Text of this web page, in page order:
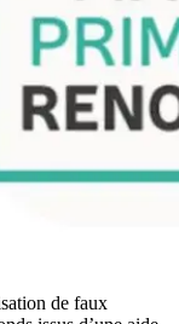
de faux